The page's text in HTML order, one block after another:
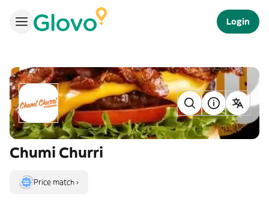
Login
Chumi Churri
Price match ›